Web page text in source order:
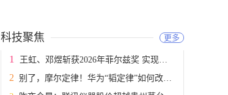
科技聚焦 更多
王虹、邓煜斩获2026年菲尔兹奖 实现中国数学领域零的突破
别了，摩尔定律！华为“韬定律”如何改写全球半导体的未来